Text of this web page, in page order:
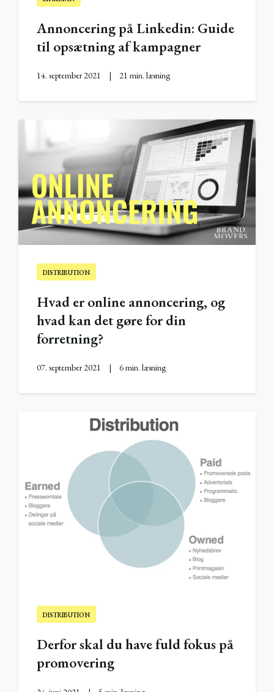
Annoncering på Linkedin: Guide
til opsætning af kampagner
14. september 2021 | 21 min. læsning
DISTRIBUTION
Hvad er online annoncering, og
hvad kan det gøre for din
forretning?
07. september 2021 | 6 min. læsning
DISTRIBUTION
Derfor skal du have fuld fokus på
promovering